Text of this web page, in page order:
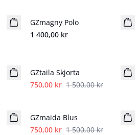
Nyhet
GZmagny Polo
1 400,00 kr
GZtaila Skjorta
750,00 kr 1 500,00 kr
GZmaida Blus
750,00 kr 1 500,00 kr